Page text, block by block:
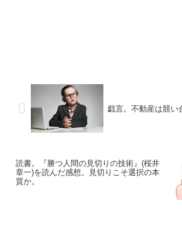
戯言。不動産は競い
読書。『勝つ人間の見切りの技術』(桜井
章一)を読んだ感想。見切りこそ選択の本
質か。